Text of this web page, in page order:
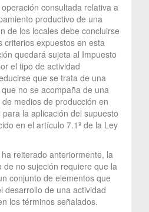
consultada relativa a
productivo de una
de los locales debe concluirse
criterios expuestos en esta
quedará sujeta al Impuesto
el tipo de actividad
que se trata de una
no se acompaña de una
medios de producción en
la aplicación del supuesto
en el artículo 7.1º de la Ley
reiterado anteriormente, la
de no sujeción requiere que la
conjunto de elementos que
desarrollo de una actividad
los términos señalados.